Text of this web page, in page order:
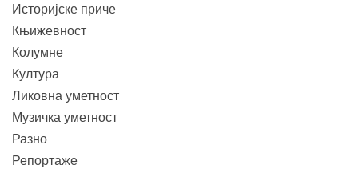
Историјске приче
Књижевност
Колумне
Култура
Ликовна уметност
Музичка уметност
Разно
Репортаже